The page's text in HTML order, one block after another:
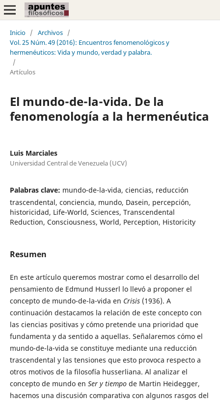
Inicio / Archivos /
Vol. 25 Núm. 49 (2016): Encuentros fenomenológicos y
hermenéuticos: Vida y mundo, verdad y palabra.
/
Artículos
El mundo-de-la-vida. De la
fenomenología a la hermenéutica
Luis Marciales
Universidad Central de Venezuela (UCV)
Palabras clave: mundo-de-la-vida, ciencias, reducción
trascendental, conciencia, mundo, Dasein, percepción,
historicidad, Life-World, Sciences, Transcendental
Reduction, Consciousness, World, Perception, Historicity
Resumen
En este artículo queremos mostrar como el desarrollo del
pensamiento de Edmund Husserl lo llevó a proponer el
concepto de mundo-de-la-vida en Crisis (1936). A
continuación destacamos la relación de este concepto con
las ciencias positivas y cómo pretende una prioridad que
fundamenta y da sentido a aquellas. Señalaremos cómo el
mundo-de-la-vida se constituye mediante una reducción
trascendental y las tensiones que esto provoca respecto a
otros motivos de la filosofía husserliana. Al analizar el
concepto de mundo en Ser y tiempo de Martin Heidegger,
hacemos una discusión comparativa con algunos rasgos del